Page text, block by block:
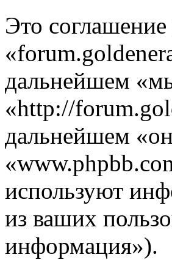
Это
дальнейшем
«http://
дальнейшем
используют
из ваших
информация»).